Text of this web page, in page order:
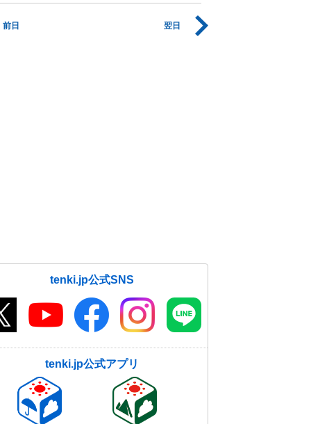
前日 翌日
tenki.jp公式SNS
tenki.jp公式アプリ